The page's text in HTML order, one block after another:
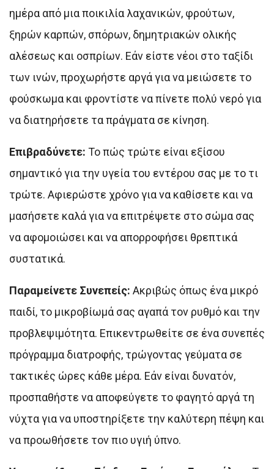
ημέρα από μια ποικιλία λαχανικών, φρούτων,
ξηρών καρπών, σπόρων, δημητριακών ολικής
αλέσεως και οσπρίων. Εάν είστε νέοι στο ταξίδι
των ινών, προχωρήστε αργά για να μειώσετε το
φούσκωμα και φροντίστε να πίνετε πολύ νερό για
να διατηρήσετε τα πράγματα σε κίνηση.
Επιβραδύνετε: Το πώς τρώτε είναι εξίσου
σημαντικό για την υγεία του εντέρου σας με το τι
τρώτε. Αφιερώστε χρόνο για να καθίσετε και να
μασήσετε καλά για να επιτρέψετε στο σώμα σας
να αφομοιώσει και να απορροφήσει θρεπτικά
συστατικά.
Παραμείνετε Συνεπείς: Ακριβώς όπως ένα μικρό
παιδί, το μικροβίωμά σας αγαπά τον ρυθμό και την
προβλεψιμότητα. Επικεντρωθείτε σε ένα συνεπές
πρόγραμμα διατροφής, τρώγοντας γεύματα σε
τακτικές ώρες κάθε μέρα. Εάν είναι δυνατόν,
προσπαθήστε να αποφεύγετε το φαγητό αργά τη
νύχτα για να υποστηρίξετε την καλύτερη πέψη και
να προωθήσετε τον πιο υγιή ύπνο.